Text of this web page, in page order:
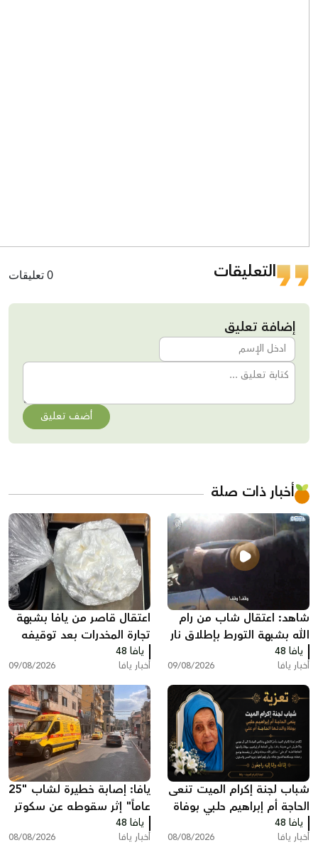
التعليقات 0 تعليقات
إضافة تعليق
أضف تعليق
أخبار ذات صلة
شاهد: اعتقال شاب من رام
الله بشبهة التورط بإطلاق نار
في يافا
يافا 48
أخبار يافا 09/08/2026
اعتقال قاصر من يافا بشبهة
تجارة المخدرات بعد توقيفه
بسبب مخالفة مرورية
يافا 48
أخبار يافا 09/08/2026
شباب لجنة إكرام الميت تنعى
الحاجة أم إبراهيم حلبي بوفاة
والدتها الحاجة أم علي
يافا 48
أخبار يافا 08/08/2026
يافا: إصابة خطيرة لشاب "25
عاماً" إثر سقوطه عن سكوتر
كهربائي
يافا 48
أخبار يافا 08/08/2026